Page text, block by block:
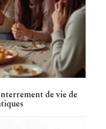
de vie de